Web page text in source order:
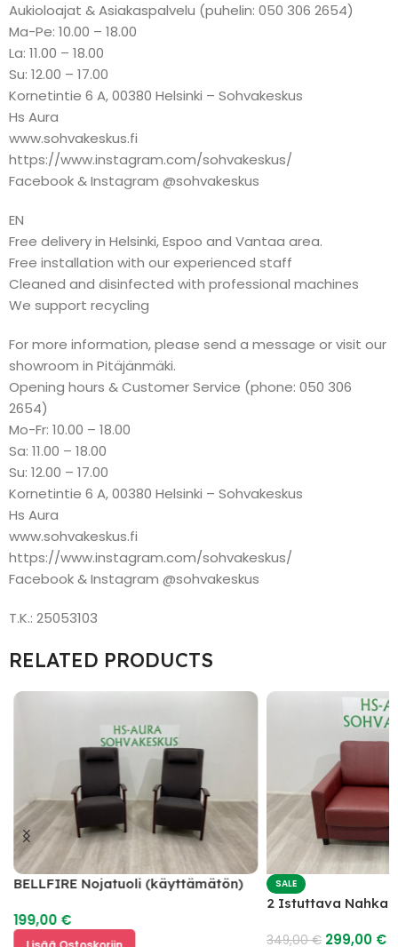
Aukioloajat & Asiakaspalvelu (puhelin: 050 306 2654)
Ma-Pe: 10.00 – 18.00
La: 11.00 – 18.00
Su: 12.00 – 17.00
Kornetintie 6 A, 00380 Helsinki – Sohvakeskus
Hs Aura
www.sohvakeskus.fi
https://www.instagram.com/sohvakeskus/
Facebook & Instagram @sohvakeskus
EN
Free delivery in Helsinki, Espoo and Vantaa area.
Free installation with our experienced staff
Cleaned and disinfected with professional machines
We support recycling
For more information, please send a message or visit our
showroom in Pitäjänmäki.
Opening hours & Customer Service (phone: 050 306
2654)
Mo-Fr: 10.00 – 18.00
Sa: 11.00 – 18.00
Su: 12.00 – 17.00
Kornetintie 6 A, 00380 Helsinki – Sohvakeskus
Hs Aura
www.sohvakeskus.fi
https://www.instagram.com/sohvakeskus/
Facebook & Instagram @sohvakeskus
T.K.: 25053103
RELATED PRODUCTS
BELLFIRE Nojatuoli (käyttämätön)
199,00 €
SALE
2 Istuttava
349,00€ 299,00 €